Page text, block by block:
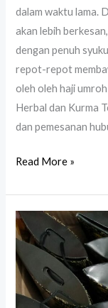
dalam waktu lama.
akan lebih
dengan penuh
repot-repot
oleh oleh haji
Herbal dan Kurma
dan pemesanan
Read More »
Hampers
Oleh
Oleh
Haji:
Pilihan